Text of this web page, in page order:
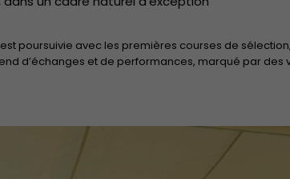
poursuivie avec les premières courses de
d’échanges et de performances, marqué par des